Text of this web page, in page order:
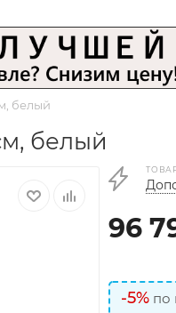
белый
белый
96
-5% по